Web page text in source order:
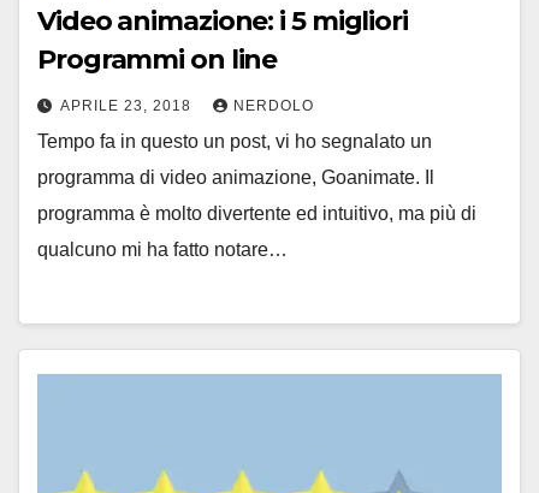
Video animazione: i 5 migliori
Programmi on line
APRILE 23, 2018 NERDOLO
Tempo fa in questo un post, vi ho segnalato un
programma di video animazione, Goanimate. Il
programma è molto divertente ed intuitivo, ma più di
qualcuno mi ha fatto notare…